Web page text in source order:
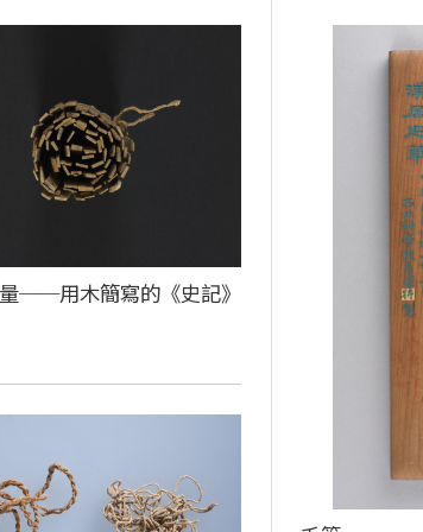
──用木簡寫的《史記》